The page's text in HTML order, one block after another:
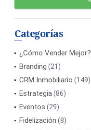
Categorías
¿Cómo Vender Mejor?
Branding (21)
CRM Inmobiliario (149)
Estrategia(86)
Eventos (29)
Fidelización (8)